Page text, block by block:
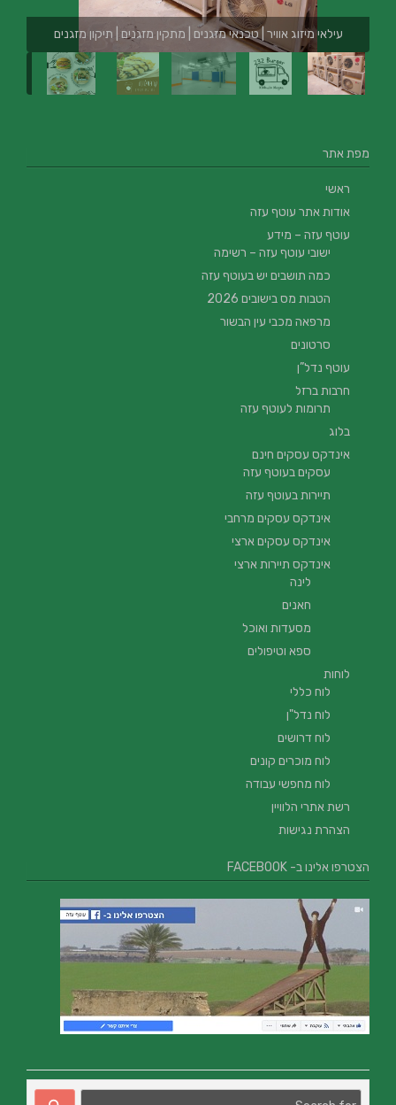
עילאי מיזוג אוויר | טכנאי מזגנים | מתקין מזגנים | תיקון מזגנים
מפת אתר
ראשי
אודות אתר עוטף עזה
עוטף עזה – מידע
ישובי עוטף עזה – רשימה
כמה תושבים יש בעוטף עזה
הטבות מס בישובים 2026
מרפאה מכבי עין הבשור
סרטונים
עוטף נדל”ן
חרבות ברזל
תרומות לעוטף עזה
בלוג
אינדקס עסקים חינם
עסקים בעוטף עזה
תיירות בעוטף עזה
אינדקס עסקים מרחבי
אינדקס עסקים ארצי
אינדקס תיירות ארצי
לינה
חאנים
מסעדות ואוכל
ספא וטיפולים
לוחות
לוח כללי
לוח נדל"ן
לוח דרושים
לוח מוכרים קונים
לוח מחפשי עבודה
רשת אתרי הלוויין
הצהרת נגישות
הצטרפו אלינו ב- FACEBOOK